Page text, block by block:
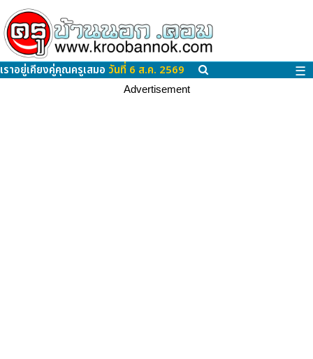
เราอยู่เคียงคู่คุณครูเสมอ วันที่ 6 ส.ค. 2569 ☰
Advertisement